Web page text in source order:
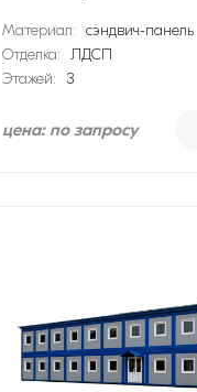
Материал: сэндвич-панель
Отделка: ЛДСП
Этажей:
3
цена: по запросу